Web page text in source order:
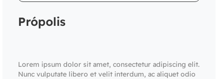
Própolis
Lorem ipsum dolor sit amet, consectetur adipiscing elit.
Nunc vulputate libero et velit interdum, ac aliquet odio